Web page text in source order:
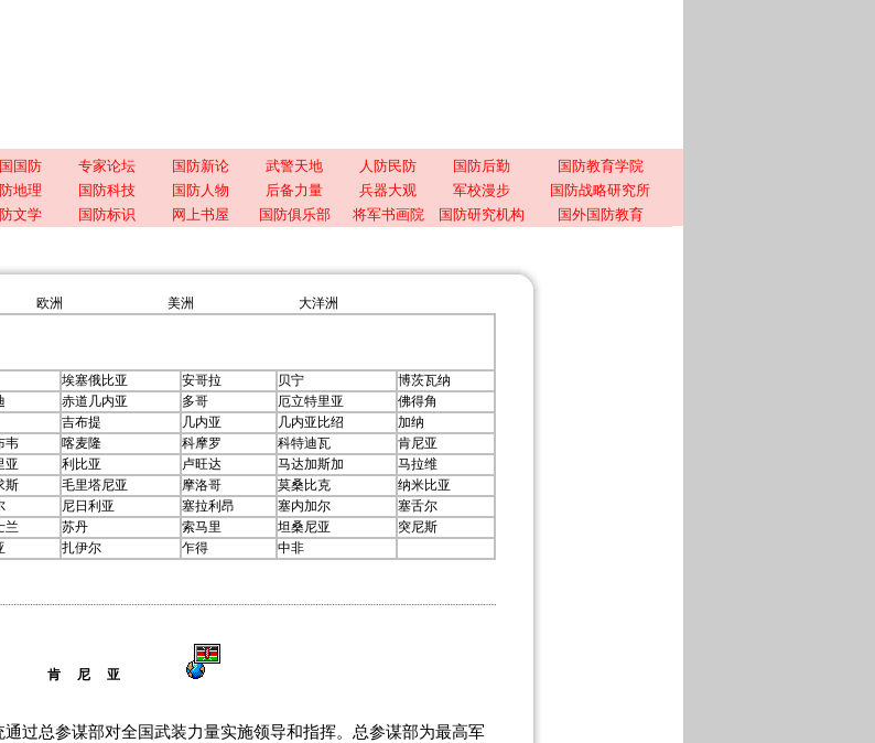
国防 专家论坛 国防新论 武警天地 人防民防 国防后勤
国防教育学院
地理 国防科技 国防人物 后备力量 兵器大观 军校漫步
国防战略研究所
文学 国防标识 网上书屋 国防俱乐部 将军书画院 国防研究机构 国外国防教育
欧洲 美洲 大洋洲
埃塞俄比亚 安哥拉 贝宁
博茨瓦纳
赤道几内亚 多哥 厄立特里亚
佛得角
吉布提 几内亚 几内亚比绍
加纳
韦 喀麦隆 科摩罗 科特迪瓦
肯尼亚
亚 利比亚 卢旺达 马达加斯加
马拉维
斯 毛里塔尼亚 摩洛哥 莫桑比克
纳米比亚
尼日利亚 塞拉利昂 塞内加尔
塞舌尔
兰 苏丹 索马里 坦桑尼亚
突尼斯
扎伊尔 乍得 中非
肯 尼 亚
总参谋部对全国武装力量实施领导和指挥。总参谋部为最高军